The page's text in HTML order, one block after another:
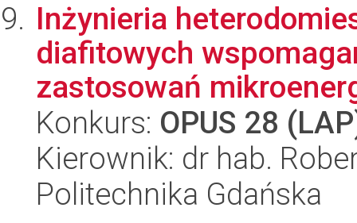
Inżynieria
diafitowych
zastosowań
Konkurs: OPUS 28
Kierownik: dr hab.
Politechnika Gdańska